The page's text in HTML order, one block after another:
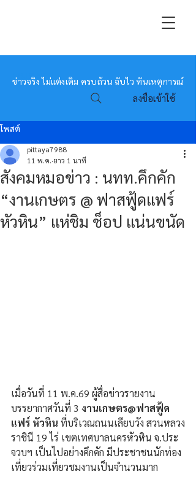
หมอข่าว
ข่าวจริง ไม่แต่งเติม ครบถ้วน ฉับไว ทันเหตุการณ์
ลงชื่อเข้าใช้
โพสต์
สังคมหมอข่าว : นทท.คึกคัก
“งานเกษตร @ ฟาสฟู้ดแฟร์
หัวหิน” แห่ชิม ช็อป แน่นขนัด
pittaya7988
11 พ.ค. ยาว 1 นาที
เมื่อวันที่ 11 พ.ค.69 ผู้สื่อข่าวรายงาน
บรรยากาศวันที่ 3 งานเกษตร@ฟาสฟู้ด
แฟร์ หัวหิน ที่บริเวณถนนเลียบวัง สวนหลวง
ราชินี 19 ไร่ เขตเทศบาลนครหัวหิน จ.ประ
จวบฯ เป็นไปอย่างคึกคัก มีประชาชนนักท่อง
เที่ยวร่วมเที่ยวชมงานเป็นจำนวนมาก